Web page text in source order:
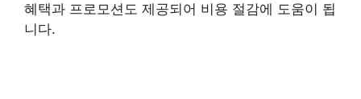
혜택과 프로모션도 제공되어 비용 절감에 도움이 됩
니다.